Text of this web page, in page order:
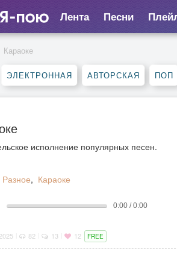
Лента Песни
Караоке
ЭЛЕКТРОННАЯ АВТОРСКАЯ ПОП
исполнение популярных песен.
Разное, Караоке
0:00 / 0:00
82 13 12 FREE